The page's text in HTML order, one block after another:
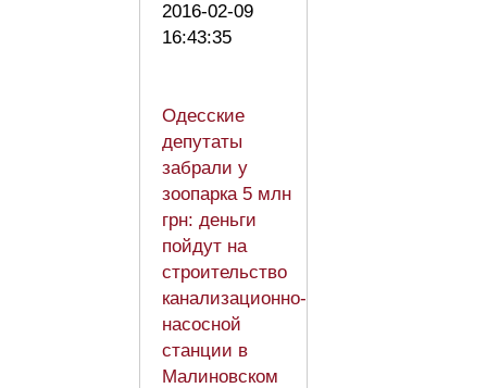
2016-02-09
16:43:35
Одесские
депутаты
забрали у
зоопарка 5 млн
грн: деньги
пойдут на
строительство
канализационно-
насосной
станции в
Малиновском